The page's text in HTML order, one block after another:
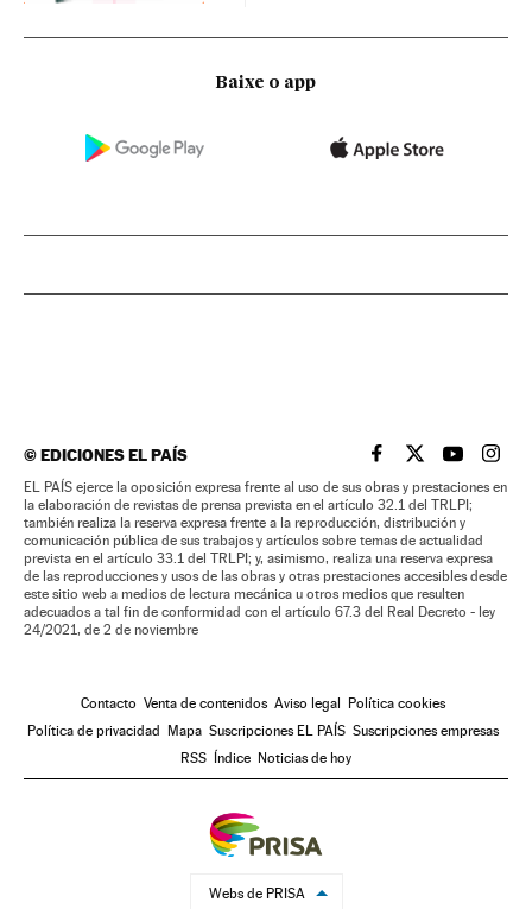
Baixe o app
©EDICIONES EL PAÍS EL PAÍS BRASIL EN
EL PAÍSEL PAÍS
EL
EL PAÍS ejerce la oposición expresa frente al uso de sus obras y prestaciones en
la elaboración de revistas de prensa prevista en el artículo 32.1 del TRLPI;
también realiza la reserva expresa frente a la reproducción, distribución y
comunicación pública de sus trabajos y artículos sobre temas de actualidad
prevista en el artículo 33.1 del TRLPI; y, asimismo, realiza una reserva expresa
de las reproducciones y usos de las obras y otras prestaciones accesibles desde
este sitio web a medios de lectura mecánica u otros medios que resulten
adecuados a tal fin de conformidad con el artículo 67.3 del Real Decreto - ley
24/2021, de 2 de noviembre
Contacto Venta de contenidos Aviso legal
Política cookies
Política de privacidad
Mapa Suscripciones EL PAÍS Suscripciones empresas
RSS
Índice Noticias de hoy
Webs de PRISA